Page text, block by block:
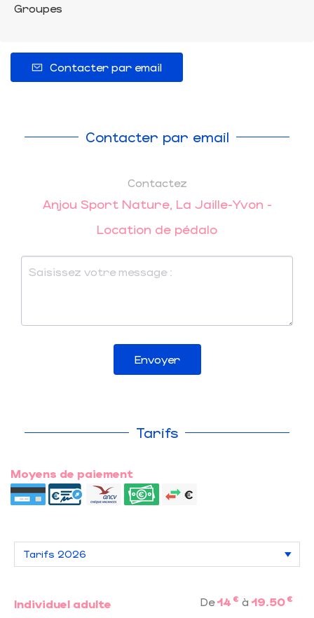
Groupes
Contacter par email
Contacter par email
Contactez
Anjou Sport Nature, La Jaille-Yvon -
Location de pédalo
Envoyer
Tarifs
Moyens de paiement
Individuel adulte De14 € à19.50 €